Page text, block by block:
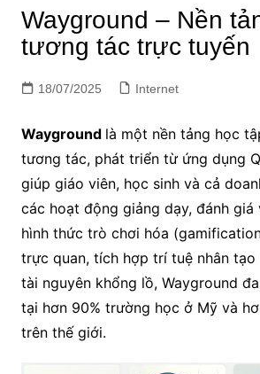
Wayground – Nền
tương tác trực tuyến
18/07/2025 Internet
Wayground là một nền tảng học
tương tác, phát triển từ ứng dụng
giúp giáo viên, học sinh và cả
các hoạt động giảng dạy, đánh
hình thức trò chơi hóa
trực quan, tích hợp trí tuệ nhân
tài nguyên khổng lồ, Wayground
tại hơn 90% trường học ở Mỹ và
trên thế giới.